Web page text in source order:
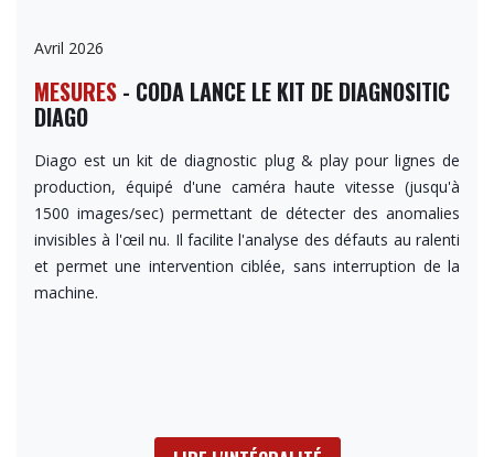
Avril 2026
MESURES - CODA LANCE LE KIT DE DIAGNOSITIC
DIAGO
Diago est un kit de diagnostic plug & play pour lignes de
production, équipé d'une caméra haute vitesse (jusqu'à
1500 images/sec) permettant de détecter des anomalies
invisibles à l'œil nu. Il facilite l'analyse des défauts au ralenti
et permet une intervention ciblée, sans interruption de la
machine.